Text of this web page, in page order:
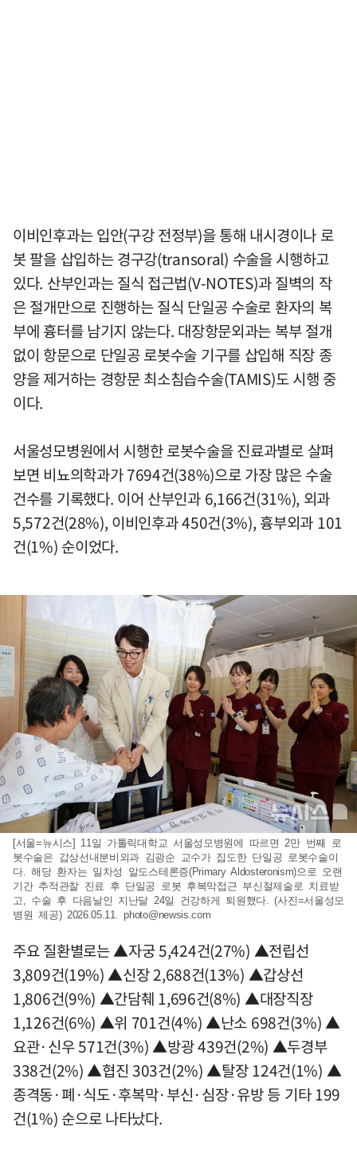
이비인후과는 입안(구강 전정부)을 통해 내시경이나 로
봇 팔을 삽입하는 경구강(transoral) 수술을 시행하고
있다. 산부인과는 질식 접근법(V-NOTES)과 질벽의 작
은 절개만으로 진행하는 질식 단일공 수술로 환자의 복
부에 흉터를 남기지 않는다. 대장항문외과는 복부 절개
없이 항문으로 단일공 로봇수술 기구를 삽입해 직장 종
양을 제거하는 경항문 최소침습수술(TAMIS)도 시행 중
이다.
서울성모병원에서 시행한 로봇수술을 진료과별로 살펴
보면 비뇨의학과가 7694건(38%)으로 가장 많은 수술
건수를 기록했다. 이어 산부인과 6,166건(31%), 외과
5,572건(28%), 이비인후과 450건(3%), 흉부외과 101
건(1%) 순이었다.
[서울=뉴시스] 11일 가톨릭대학교 서울성모병원에 따르면 2만 번째 로
봇수술은 갑상선내분비외과 김광순 교수가 집도한 단일공 로봇수술이
다. 해당 환자는 일차성 알도스테론증(Primary Aldosteronism)으로 오랜
기간 추적관찰 진료 후 단일공 로봇 후복막접근 부신절제술로 치료받
고, 수술 후 다음날인 지난달 24일 건강하게 퇴원했다. (사진=서울성모
병원 제공) 2026.05.11.photo@newsis.com
주요 질환별로는 ▲자궁 5,424건(27%) ▲전립선
3,809건(19%) ▲신장 2,688건(13%) ▲갑상선
1,806건(9%) ▲간담췌 1,696건(8%) ▲대장직장
1,126건(6%) ▲위 701건(4%) ▲난소 698건(3%) ▲
요관·신우 571건(3%) ▲방광 439건(2%) ▲두경부
338건(2%) ▲협진 303건(2%) ▲탈장 124건(1%) ▲
종격동·폐·식도·후복막·부신·심장·유방 등 기타 199
건(1%) 순으로 나타났다.